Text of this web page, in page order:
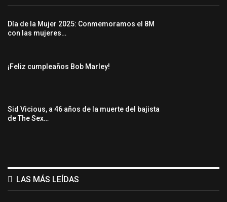
Día de la Mujer 2025: Conmemoramos el 8M
con las mujeres…
¡Feliz cumpleaños Bob Marley!
Sid Vicious, a 46 años de la muerte del bajista
de The Sex…
LAS MÁS LEÍDAS